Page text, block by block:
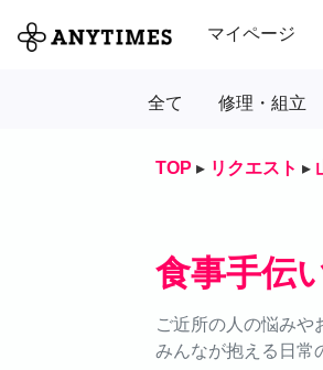
マイページ
全て 修理・組立
TOP ▸ リクエスト ▸
食事手伝
ご近所の人の悩みや
みんなが抱える日常